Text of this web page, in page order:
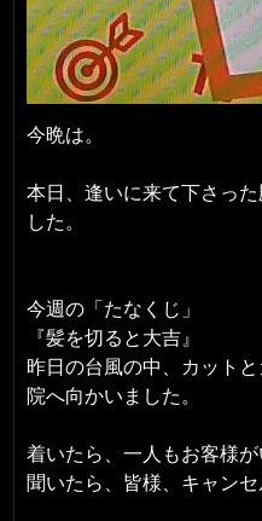
今晩は。
本日、逢いに来て下さっ
した。
今週の「たなくじ」
『髪を切ると大吉』
昨日の台風の中、カット
院へ向かいました。
着いたら、一人もお客様が
聞いたら、皆様、キャン